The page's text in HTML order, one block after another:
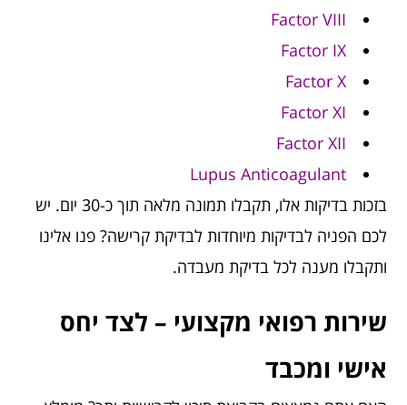
Factor VIII
Factor IX
Factor X
Factor XI
Factor XII
Lupus Anticoagulant
בזכות בדיקות אלו, תקבלו תמונה מלאה תוך כ-30 יום. יש
לכם הפניה לבדיקות מיוחדות לבדיקת קרישה? פנו אלינו
ותקבלו מענה לכל בדיקת מעבדה.
שירות רפואי מקצועי – לצד יחס
אישי ומכבד